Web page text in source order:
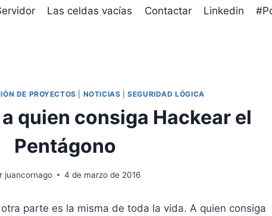
Las celdas vacías Contactar Linkedin
DE PROYECTOS NOTICIAS |SEGURIDAD LÓGICA
quien consiga Hackear el
Pentágono
juancornago 4 de marzo de 2016
parte es la misma de toda la vida. A quien consiga